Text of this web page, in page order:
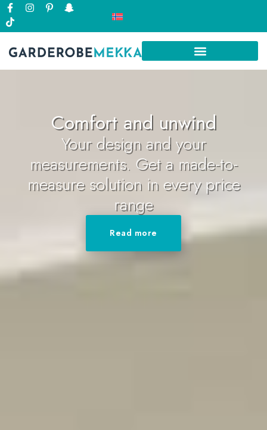
Comfort and unwind
Your design and your
measurements. Get a made-to-
measure solution in every price
range
Read more